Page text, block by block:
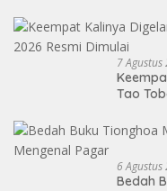
7 Agustus
Tao
6 Agustus
Bedah